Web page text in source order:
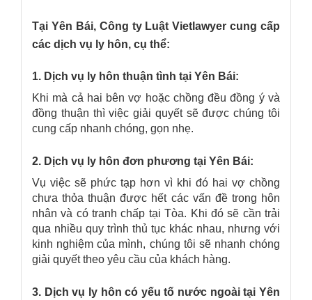
Tại Yên Bái, Công ty Luật Vietlawyer cung cấp
các dịch vụ ly hôn, cụ thể:
1. Dịch vụ ly hôn thuận tình tại Yên Bái:
Khi mà cả hai bên vợ hoặc chồng đều đồng ý và
đồng thuận thì việc giải quyết sẽ được chúng tôi
cung cấp nhanh chóng, gọn nhẹ.
2. Dịch vụ ly hôn đơn phương tại Yên Bái:
Vụ việc sẽ phức tạp hơn vì khi đó hai vợ chồng
chưa thỏa thuận được hết các vấn đề trong hôn
nhân và có tranh chấp tại Tòa. Khi đó sẽ cần trải
qua nhiều quy trình thủ tục khác nhau, nhưng với
kinh nghiệm của mình, chúng tôi sẽ nhanh chóng
giải quyết theo yêu cầu của khách hàng.
3. Dịch vụ ly hôn có yếu tố nước ngoài tại Yên